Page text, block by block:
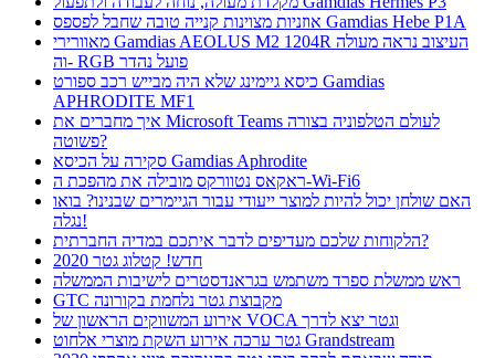
אוזניות מצוינות קנייה טובה שחבל לפספס Gamdias Hebe P1A
מאוורירי Gamdias AEOLUS M2 1204R העיצוב נראה מעולה
וה- RGB פועל נהדר
כיסא גיימינג שלא היה מבייש רכב ספורט Gamdias
APHRODITE MF1
איך מחברים את Microsoft Teams לעולם הטלפוניה בצורה
פשוטה?
סקירה על הכיסא Gamdias Aphrodite
ראקאס נטוורקס מובילה את מהפכת ה-Wi-Fi6
האם שולחן יכול להיות למוצר ייעודי עבור הגיימרים שבנינו? בואו
נגלה!
הלקוחות שלכם מעדיפים לדבר איתכם במדיה החברתית?
חדש! קטלוג גטר 2020
ראש ממשלת ספרד משתמש בגראנדסטרים לישיבות הממשלה
GTC מקבוצת גטר נלחמת בקורונה
אירוע המשווקים הראשון של VOCA וגטר יצא לדרך
גטר ערכה אירוע השקת מוצרי אלחוט Grandstream